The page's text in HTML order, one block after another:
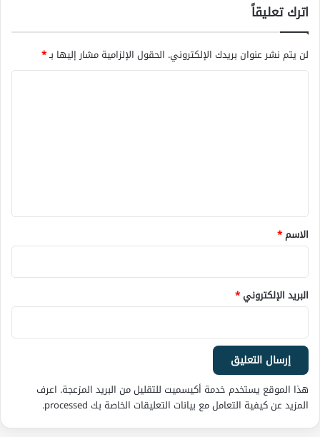
اترك تعليقاً
لن يتم نشر عنوان بريدك الإلكتروني. الحقول الإلزامية مشار إليها بـ*
*
الاسم*
البريد الإلكتروني*
هذا الموقع يستخدم خدمة أكيسميت للتقليل من البريد المزعجة. اعرف
المزيد عن كيفية التعامل مع بيانات التعليقات الخاصة بك processed
.